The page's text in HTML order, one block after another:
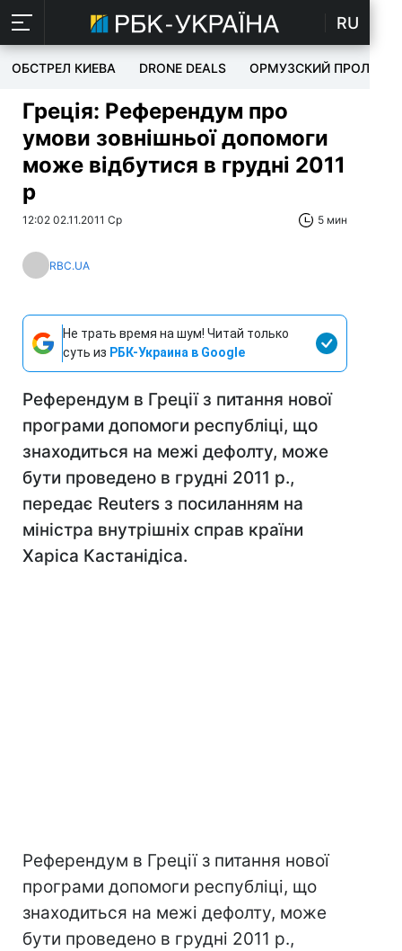
RU
ОБСТРЕЛ КИЕВА DRONE DEALS ОРМУЗСКИЙ ПРОЛИВ
Греція: Референдум про
умови зовнішньої допомоги
може відбутися в грудні 2011
р
12:02 02.11.2011 Ср 5 мин
RBC.UA
Не трать время на шум! Читай только
суть из РБК-Украина в Google
Референдум в Греції з питання нової
програми допомоги республіці, що
знаходиться на межі дефолту, може
бути проведено в грудні 2011 р.,
передає Reuters з посиланням на
міністра внутрішніх справ країни
Харіса Кастанідіса.
Референдум в Греції з питання нової
програми допомоги республіці, що
знаходиться на межі дефолту, може
бути проведено в грудні 2011 р.,